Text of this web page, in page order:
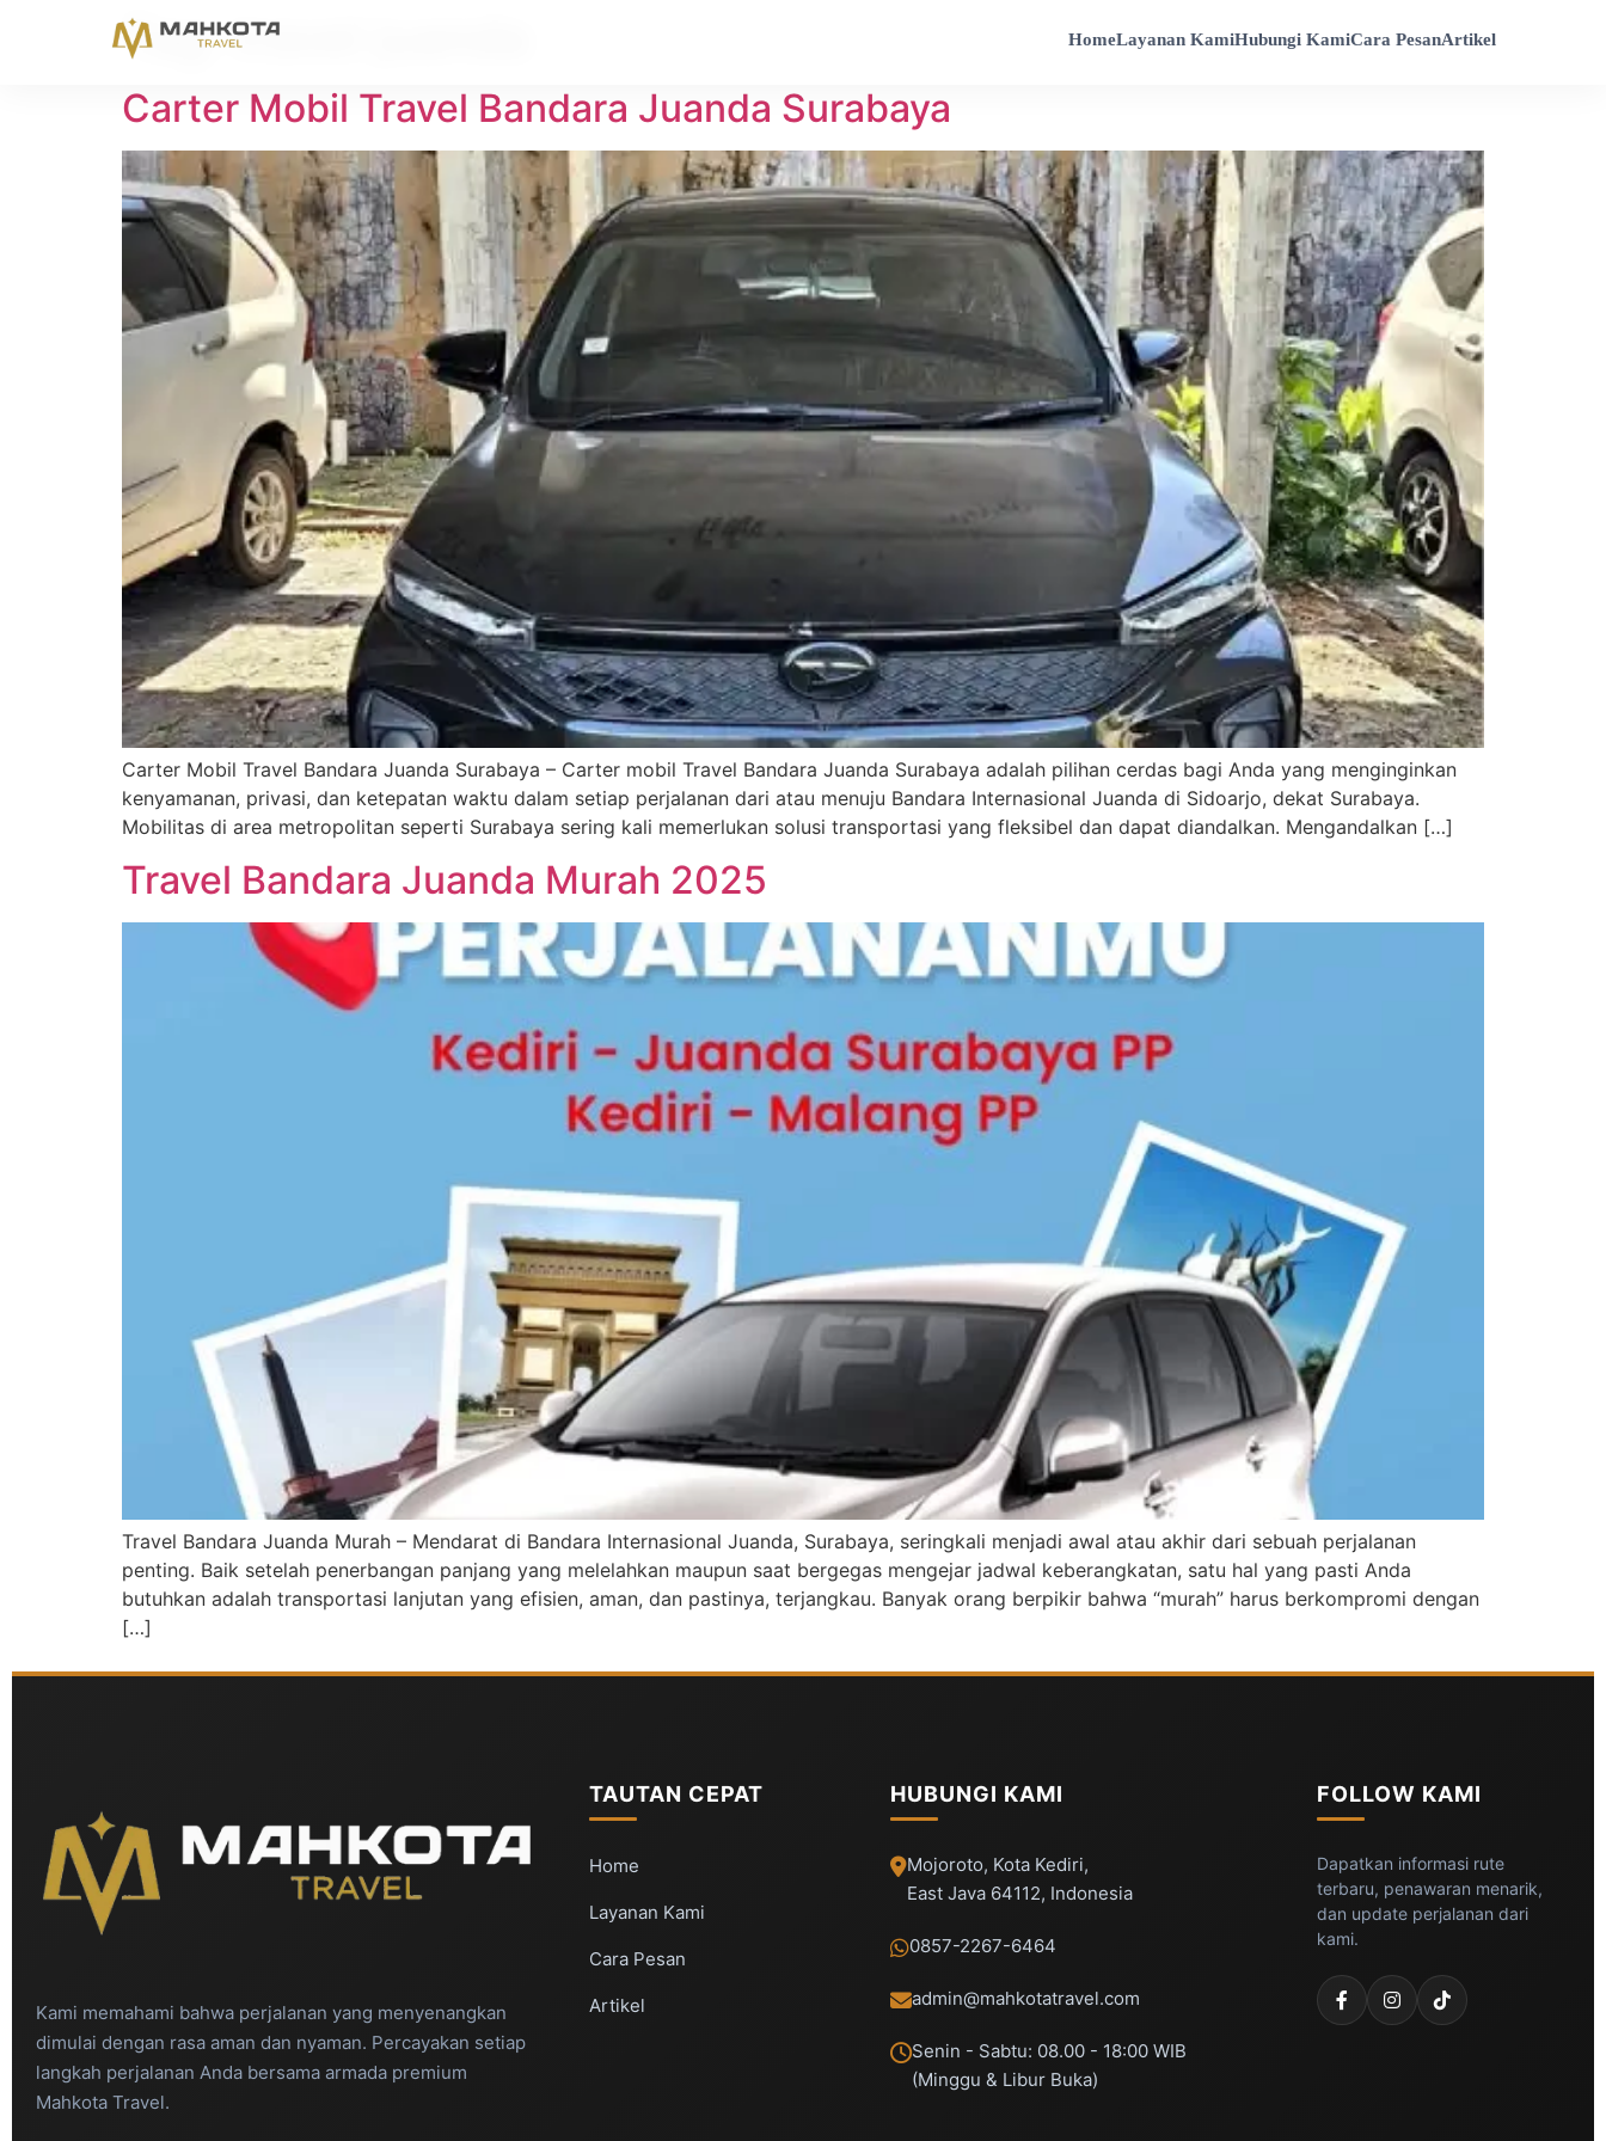
HomeLayanan KamiHubungi KamiCara PesanArtikel
Tag:travel juanda
Carter Mobil Travel Bandara Juanda Surabaya
Carter Mobil Travel Bandara Juanda Surabaya – Carter mobil Travel Bandara Juanda Surabaya adalah pilihan cerdas bagi Anda yang menginginkan
kenyamanan, privasi, dan ketepatan waktu dalam setiap perjalanan dari atau menuju Bandara Internasional Juanda di Sidoarjo, dekat Surabaya.
Mobilitas di area metropolitan seperti Surabaya sering kali memerlukan solusi transportasi yang fleksibel dan dapat diandalkan. Mengandalkan […]
Travel Bandara Juanda Murah 2025
Travel Bandara Juanda Murah – Mendarat di Bandara Internasional Juanda, Surabaya, seringkali menjadi awal atau akhir dari sebuah perjalanan
penting. Baik setelah penerbangan panjang yang melelahkan maupun saat bergegas mengejar jadwal keberangkatan, satu hal yang pasti Anda
butuhkan adalah transportasi lanjutan yang efisien, aman, dan pastinya, terjangkau. Banyak orang berpikir bahwa “murah” harus berkompromi dengan
[…]
Kami memahami bahwa perjalanan yang menyenangkan
dimulai dengan rasa aman dan nyaman. Percayakan setiap
langkah perjalanan Anda bersama armada premium
Mahkota Travel.
TAUTAN CEPAT
Home
Layanan Kami
Cara Pesan
Artikel
HUBUNGI KAMI
Mojoroto, Kota Kediri,
East Java 64112, Indonesia
0857-2267-6464
admin@mahkotatravel.com
Senin - Sabtu: 08.00 - 18:00 WIB
(Minggu & Libur Buka)
FOLLOW KAMI
Dapatkan informasi rute
terbaru, penawaran menarik,
dan update perjalanan dari
kami.